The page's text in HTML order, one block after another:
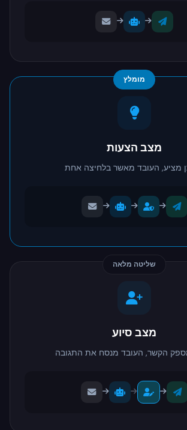
מומלץ
מצב הצעות
מציע, העובד מאשר בלחיצה אחת
שליטה מלאה
מצב סיוע
הקשר, העובד מנסח את התגובה